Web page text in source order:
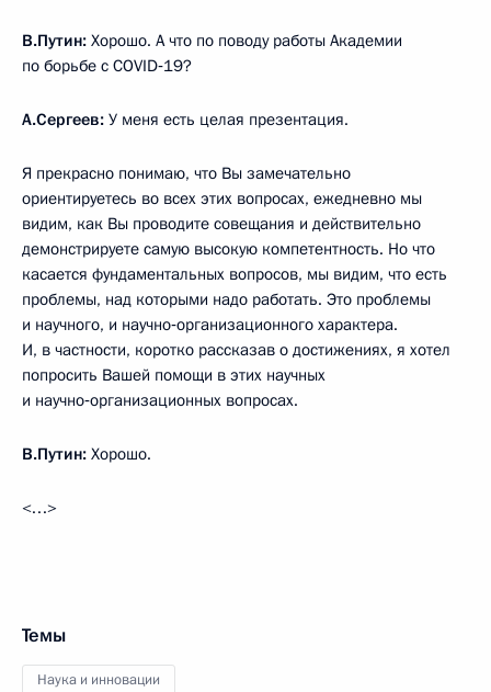
В.Путин: Хорошо. А что по поводу работы Академии
по борьбе с COVID‑19?
А.Сергеев: У меня есть целая презентация.
Я прекрасно понимаю, что Вы замечательно
ориентируетесь во всех этих вопросах, ежедневно мы
видим, как Вы проводите совещания и действительно
демонстрируете самую высокую компетентность. Но что
касается фундаментальных вопросов, мы видим, что есть
проблемы, над которыми надо работать. Это проблемы
и научного, и научно‑организационного характера.
И, в частности, коротко рассказав о достижениях, я хотел
попросить Вашей помощи в этих научных
и научно‑организационных вопросах.
В.Путин: Хорошо.
<…>
Темы
Наука и инновации